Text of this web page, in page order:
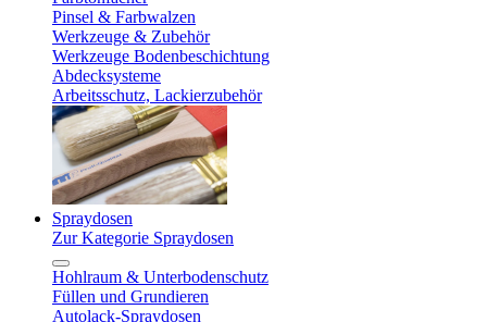
Pinsel & Farbwalzen
Werkzeuge & Zubehör
Werkzeuge Bodenbeschichtung
Abdecksysteme
Arbeitsschutz, Lackierzubehör
Spraydosen
Zur Kategorie Spraydosen
Hohlraum & Unterbodenschutz
Füllen und Grundieren
Autolack-Spraydosen